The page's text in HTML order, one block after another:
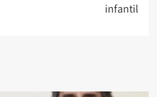
infantil